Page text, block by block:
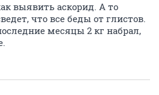
выявить аскорид. А то
что все беды от глистов.
месяцы 2 кг набрал,